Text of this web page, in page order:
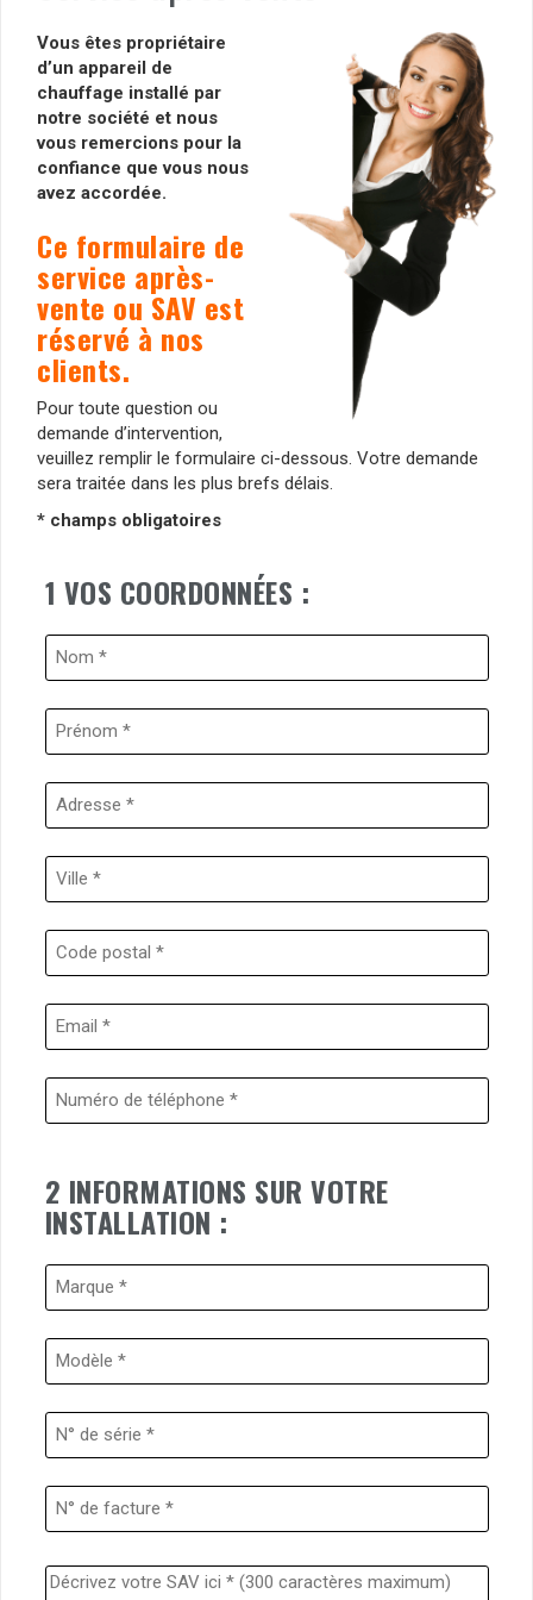
Vous êtes propriétaire
d’un appareil de
chauffage installé par
notre société et nous
vous remercions pour la
confiance que vous nous
avez accordée.
Ce formulaire de
service après-
vente ou SAV est
réservé à nos
clients.
Pour toute question ou
demande d’intervention,
veuillez remplir le formulaire ci-dessous. Votre demande
sera traitée dans les plus brefs délais.
* champs obligatoires
1 VOS COORDONNÉES :
2 INFORMATIONS SUR VOTRE
INSTALLATION :